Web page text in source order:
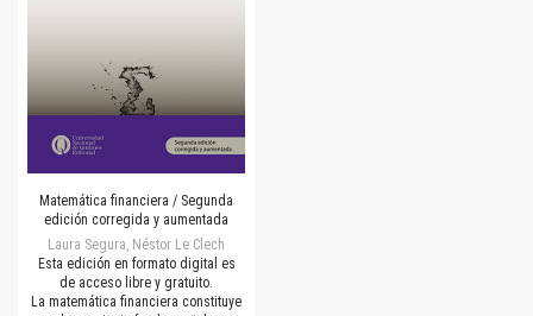
Matemática financiera / Segunda
edición corregida y aumentada
Laura Segura, Néstor Le Clech
Esta edición en formato digital es
de acceso libre y gratuito.
La matemática financiera constituye